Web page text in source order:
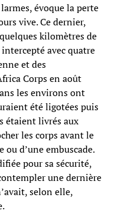
évoque la perte
vive. Ce dernier,
kilomètres de
avec quatre
et des
Corps en août
les environs ont
été ligotées puis
étaient livrés aux
les corps avant le
d’une embuscade.
pour sa sécurité,
une dernière
selon elle,